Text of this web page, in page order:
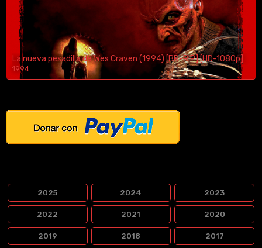
La nueva pesadilla de Wes Craven (1994) [BR-RIP] [HD-1080p]
1994
1080p/720p
2025 2024 2023
2022 2021 2020
2019 2018 2017